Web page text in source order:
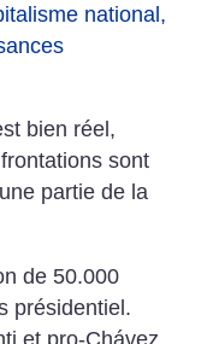
national,
bien réel,
sont
partie de la
de 50.000
présidentiel.
et pro-Chávez